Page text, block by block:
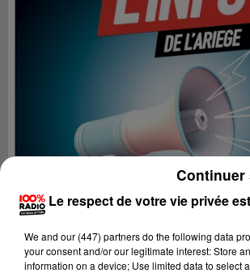
Le respect de votre vie privée
We and our (447) partnersdo the following data
your consent and/or our legitimate interest: Store
information on a device; Use limited data to select
Continuer